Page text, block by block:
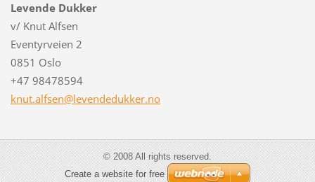
Levende Dukker
v/ Knut Alfsen
Eventyrveien 2
0851 Oslo
+47 98478594
knut.alfsen@levendedukker.no
© 2008 All rights reserved.
Create a website for free